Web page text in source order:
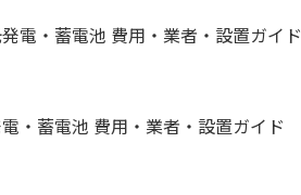
電・蓄電池 費用・業者・設置ガイド
・蓄電池 費用・業者・設置ガイド